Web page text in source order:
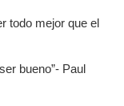
todo mejor que el
bueno”- Paul